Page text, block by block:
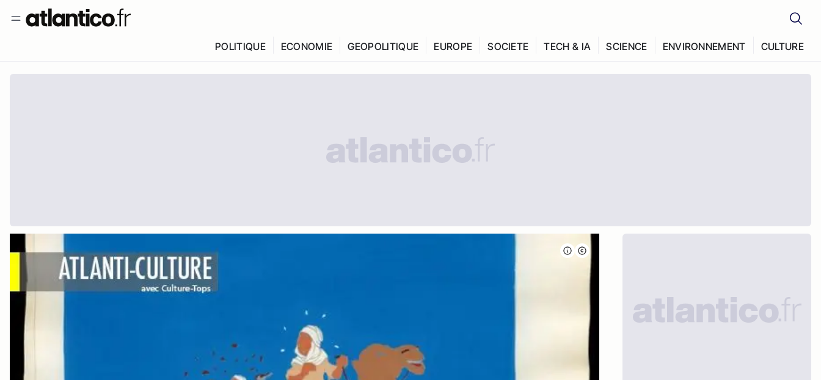
POLITIQUE ECONOMIE GEOPOLITIQUE EUROPE SOCIETE TECH & IA SCIENCE ENVIRONNEMENT CULTURE